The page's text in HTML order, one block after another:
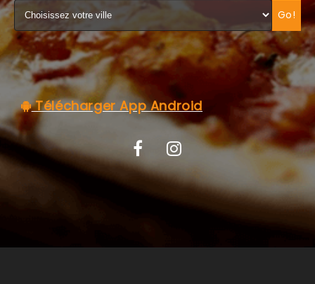
Go!
Télécharger App Android